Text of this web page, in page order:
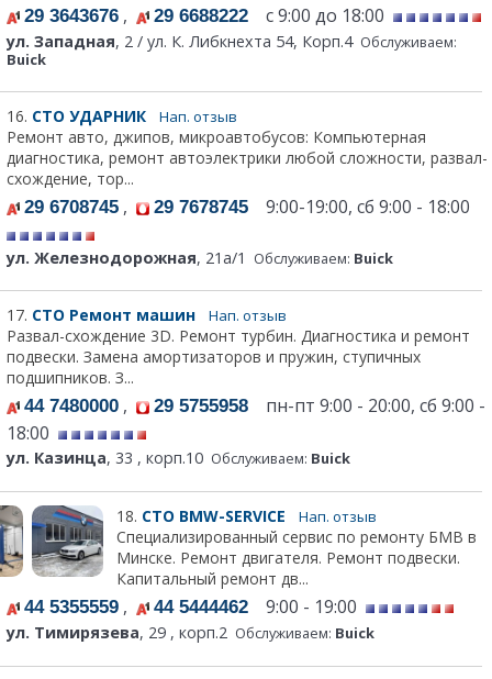
29 3643676 , 29 6688222 с 9:00 до 18:00
ул. Западная, 2 / ул. К. Либкнехта 54, Корп.4 Обслуживаем:
Buick
16. СТО УДАРНИК Нап. отзыв
Ремонт авто, джипов, микроавтобусов: Компьютерная
диагностика, ремонт автоэлектрики любой сложности, развал-
схождение, тор...
29 6708745 , 29 7678745 9:00-19:00, сб 9:00 - 18:00
ул. Железнодорожная, 21а/1 Обслуживаем: Buick
17. СТО Ремонт машин Нап. отзыв
Развал-схождение 3D. Ремонт турбин. Диагностика и ремонт
подвески. Замена амортизаторов и пружин, ступичных
подшипников. З...
44 7480000 , 29 5755958 пн-пт 9:00 - 20:00, сб 9:00 -
18:00
ул. Казинца, 33 , корп.10 Обслуживаем: Buick
18. СТО BMW-SERVICE Нап. отзыв
Специализированный сервис по ремонту БМВ в
Минске. Ремонт двигателя. Ремонт подвески.
Капитальный ремонт дв...
44 5355559 , 44 5444462 9:00 - 19:00
ул. Тимирязева, 29 , корп.2 Обслуживаем: Buick